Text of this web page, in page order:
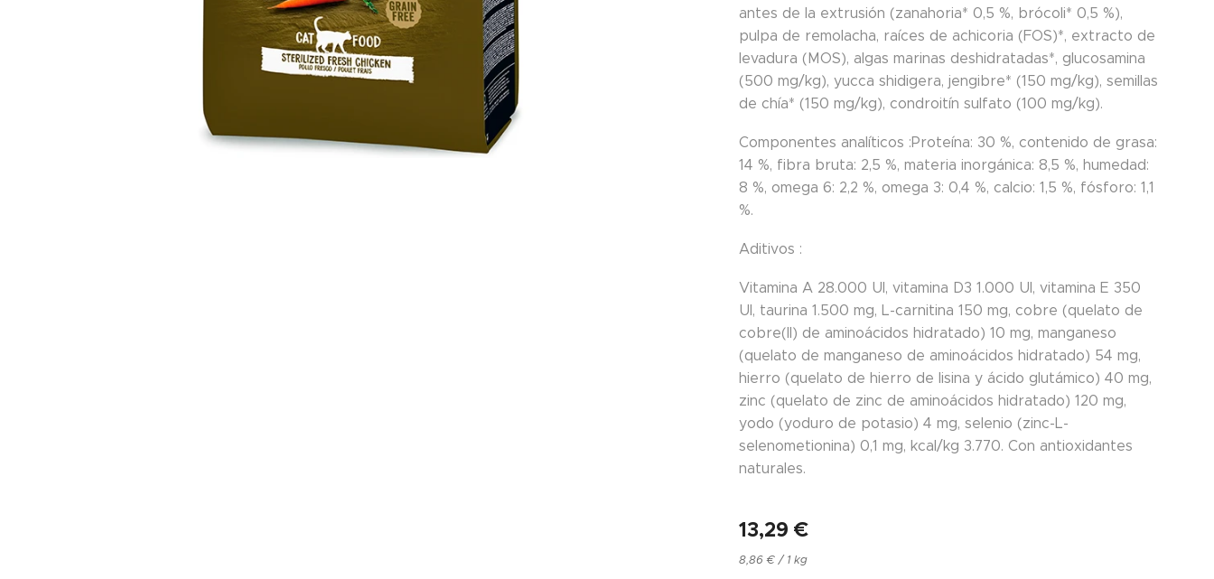
antes de la extrusión (zanahoria* 0,5 %, brócoli* 0,5 %),
pulpa de remolacha, raíces de achicoria (FOS)*, extracto de
levadura (MOS), algas marinas deshidratadas*, glucosamina
(500 mg/kg), yucca shidigera, jengibre* (150 mg/kg), semillas
de chía* (150 mg/kg), condroitín sulfato (100 mg/kg).
Componentes analíticos :Proteína: 30 %, contenido de grasa:
14 %, fibra bruta: 2,5 %, materia inorgánica: 8,5 %, humedad:
8 %, omega 6: 2,2 %, omega 3: 0,4 %, calcio: 1,5 %, fósforo: 1,1
%.
Aditivos :
Vitamina A 28.000 UI, vitamina D3 1.000 UI, vitamina E 350
UI, taurina 1.500 mg, L-carnitina 150 mg, cobre (quelato de
cobre(II) de aminoácidos hidratado) 10 mg, manganeso
(quelato de manganeso de aminoácidos hidratado) 54 mg,
hierro (quelato de hierro de lisina y ácido glutámico) 40 mg,
zinc (quelato de zinc de aminoácidos hidratado) 120 mg,
yodo (yoduro de potasio) 4 mg, selenio (zinc-L-
selenometionina) 0,1 mg, kcal/kg 3.770. Con antioxidantes
naturales.
13,29 €
8,86 € / 1 kg